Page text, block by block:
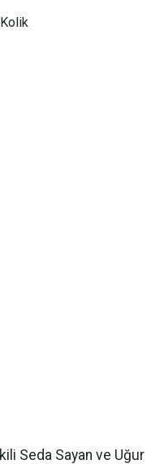
Seda Sayan ve Uğur